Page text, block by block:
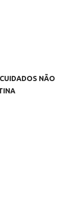
NÃO